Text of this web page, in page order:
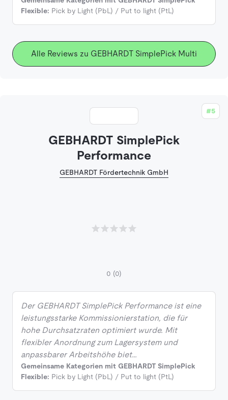
Flexible: Pick by Light (PbL) / Put to light (PtL)
Alle Reviews zu GEBHARDT SimplePick Multi
#5
GEBHARDT SimplePick
Performance
GEBHARDT Fördertechnik GmbH
0 (0)
Der GEBHARDT SimplePick Performance ist eine
leistungsstarke Kommissionierstation, die für
hohe Durchsatzraten optimiert wurde. Mit
flexibler Anordnung zum Lagersystem und
anpassbarer Arbeitshöhe biet…
Gemeinsame Kategorien mit GEBHARDT SimplePick
Flexible: Pick by Light (PbL) / Put to light (PtL)